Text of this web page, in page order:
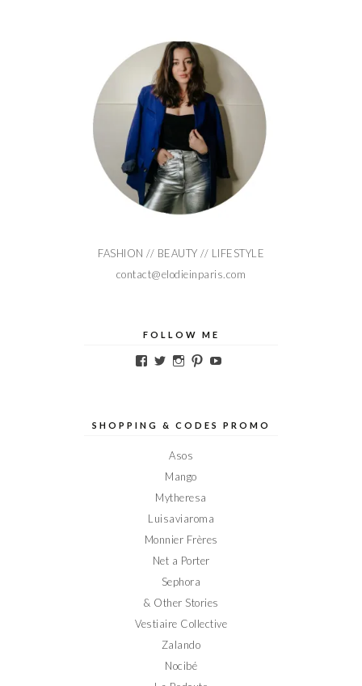
FASHION // BEAUTY // LIFESTYLE
contact@elodieinparis.com
FOLLOW ME
Voir
sur
Voir
sur
Voir
sur
Voir
sur sur
SHOPPING & CODES PROMO
Asos
Mango
Mytheresa
Luisaviaroma
Monnier Frères
Net a Porter
Sephora
& Other Stories
Vestiaire Collective
Zalando
Nocibé